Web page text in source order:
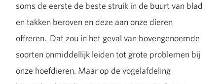
soms de eerste de beste struik in de buurt van blad
en takken beroven en deze aan onze dieren
offreren. Dat zou in het geval van bovengenoemde
soorten onmiddellijk leiden tot grote problemen bij
onze hoefdieren. Maar op de vogelafdeling